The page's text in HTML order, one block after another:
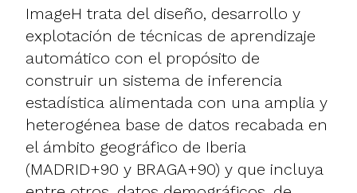
ImageH trata del diseño, desarrollo y
explotación de técnicas de aprendizaje
automático con el propósito de
construir un sistema de inferencia
estadística alimentada con una amplia y
heterogénea base de datos recabada en
el ámbito geográfico de Iberia
(MADRID+90 y BRAGA+90) y que incluya